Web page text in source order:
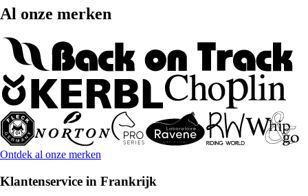
Al onze merken
Ontdek al onze merken
Klantenservice in Frankrijk